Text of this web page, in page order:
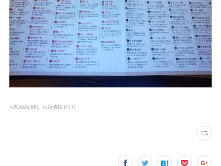
お勧め品(68) お店情報 (111)